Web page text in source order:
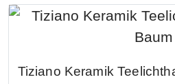
Tiziano Keramik